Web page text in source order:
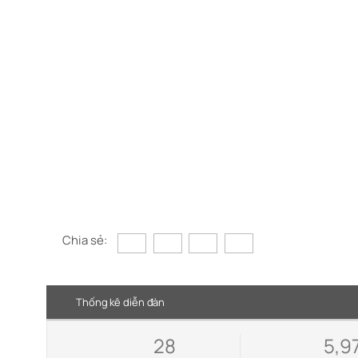
Chia sẻ:
Thống kê diễn đàn
28